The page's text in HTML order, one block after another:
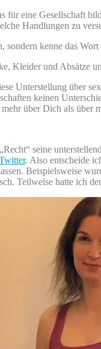
für eine Gesellschaft
Handlungen zu
kenne das
Kleider und Absätze
Unterstellung über
keinen
über Dich als über
seine
. Also entscheide
Beispielsweise
Teilweise hatte ich